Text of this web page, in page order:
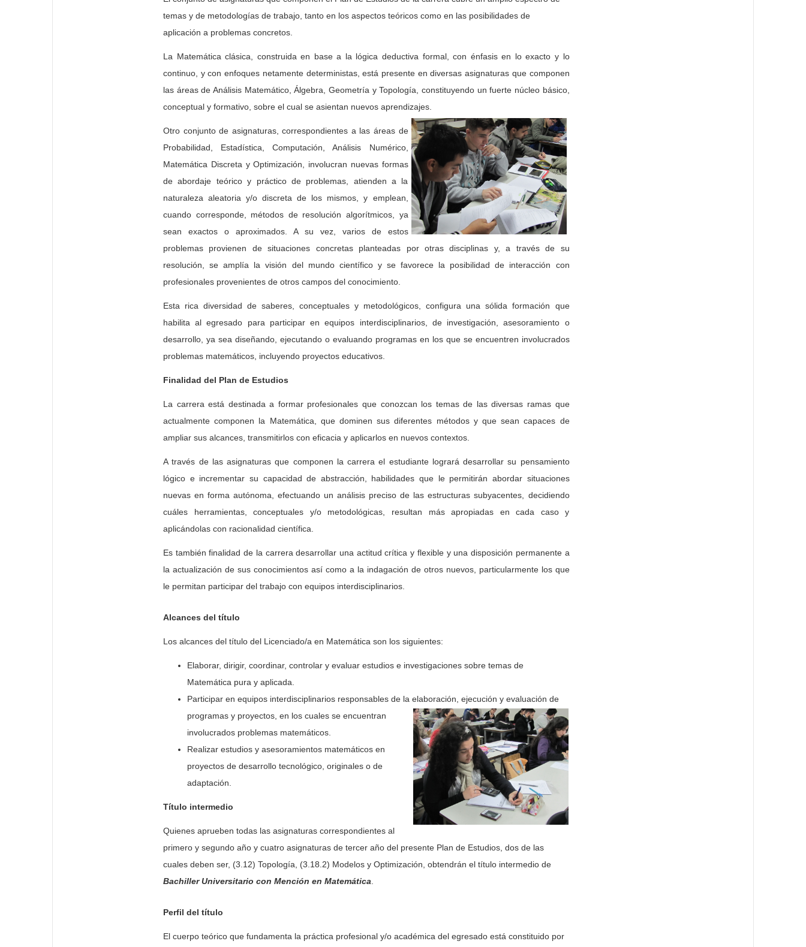
temas y de metodologías de trabajo, tanto en los aspectos teóricos como en las posibilidades de
aplicación a problemas concretos.
La Matemática clásica, construida en base a la lógica deductiva formal, con énfasis en lo exacto y lo
continuo, y con enfoques netamente deterministas, está presente en diversas asignaturas que componen
las áreas de Análisis Matemático, Álgebra, Geometría y Topología, constituyendo un fuerte núcleo básico,
conceptual y formativo, sobre el cual se asientan nuevos aprendizajes.
Otro conjunto de asignaturas, correspondientes a las áreas de
Probabilidad, Estadística, Computación, Análisis Numérico,
Matemática Discreta y Optimización, involucran nuevas formas
de abordaje teórico y práctico de problemas, atienden a la
naturaleza aleatoria y/o discreta de los mismos, y emplean,
cuando corresponde, métodos de resolución algorítmicos, ya
sean exactos o aproximados. A su vez, varios de estos
problemas provienen de situaciones concretas planteadas por otras disciplinas y, a través de su
resolución, se amplía la visión del mundo científico y se favorece la posibilidad de interacción con
profesionales provenientes de otros campos del conocimiento.
Esta rica diversidad de saberes, conceptuales y metodológicos, configura una sólida formación que
habilita al egresado para participar en equipos interdisciplinarios, de investigación, asesoramiento o
desarrollo, ya sea diseñando, ejecutando o evaluando programas en los que se encuentren involucrados
problemas matemáticos, incluyendo proyectos educativos.
Finalidad del Plan de Estudios
La carrera está destinada a formar profesionales que conozcan los temas de las diversas ramas que
actualmente componen la Matemática, que dominen sus diferentes métodos y que sean capaces de
ampliar sus alcances, transmitirlos con eficacia y aplicarlos en nuevos contextos.
A través de las asignaturas que componen la carrera el estudiante logrará desarrollar su pensamiento
lógico e incrementar su capacidad de abstracción, habilidades que le permitirán abordar situaciones
nuevas en forma autónoma, efectuando un análisis preciso de las estructuras subyacentes, decidiendo
cuáles herramientas, conceptuales y/o metodológicas, resultan más apropiadas en cada caso y
aplicándolas con racionalidad científica.
Es también finalidad de la carrera desarrollar una actitud crítica y flexible y una disposición permanente a
la actualización de sus conocimientos así como a la indagación de otros nuevos, particularmente los que
le permitan participar del trabajo con equipos interdisciplinarios.
Alcances del título
Los alcances del título del Licenciado/a en Matemática son los siguientes:
Elaborar, dirigir, coordinar, controlar y evaluar estudios e investigaciones sobre temas de
Matemática pura y aplicada.
Participar en equipos interdisciplinarios responsables de la elaboración, ejecución y evaluación de
programas y proyectos, en los cuales se encuentran
involucrados problemas matemáticos.
Realizar estudios y asesoramientos matemáticos en
proyectos de desarrollo tecnológico, originales o de
adaptación.
Título intermedio
Quienes aprueben todas las asignaturas correspondientes al
primero y segundo año y cuatro asignaturas de tercer año del presente Plan de Estudios, dos de las
cuales deben ser, (3.12) Topología, (3.18.2) Modelos y Optimización, obtendrán el título intermedio de
Bachiller Universitario con Mención en Matemática
Perfil del título
El cuerpo teórico que fundamenta la práctica profesional y/o académica del egresado está constituido por